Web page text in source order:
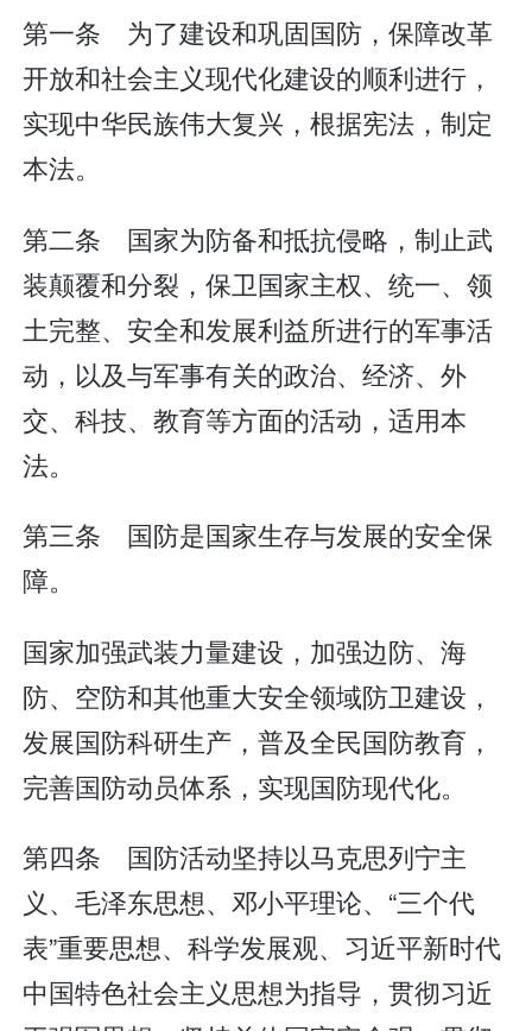
第一条 为了建设和巩固国防，保障改革
开放和社会主义现代化建设的顺利进行，
实现中华民族伟大复兴，根据宪法，制定
本法。
第二条 国家为防备和抵抗侵略，制止武
装颠覆和分裂，保卫国家主权、统一、领
土完整、安全和发展利益所进行的军事活
动，以及与军事有关的政治、经济、外
交、科技、教育等方面的活动，适用本
法。
第三条 国防是国家生存与发展的安全保
障。
国家加强武装力量建设，加强边防、海
防、空防和其他重大安全领域防卫建设，
发展国防科研生产，普及全民国防教育，
完善国防动员体系，实现国防现代化。
第四条 国防活动坚持以马克思列宁主
义、毛泽东思想、邓小平理论、“三个代
表”重要思想、科学发展观、习近平新时代
中国特色社会主义思想为指导，贯彻习近